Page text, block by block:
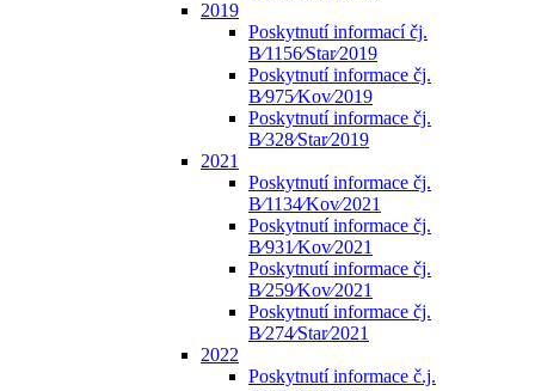
2019
Poskytnutí informací čj.
B⁄1156⁄Star⁄2019
Poskytnutí informace čj.
B⁄975⁄Kov⁄2019
Poskytnutí informace čj.
B⁄328⁄Star⁄2019
2021
Poskytnutí informace čj.
B⁄1134⁄Kov⁄2021
Poskytnutí informace čj.
B⁄931⁄Kov⁄2021
Poskytnutí informace čj.
B⁄259⁄Kov⁄2021
Poskytnutí informace čj.
B⁄274⁄Star⁄2021
2022
Poskytnutí informace č.j.